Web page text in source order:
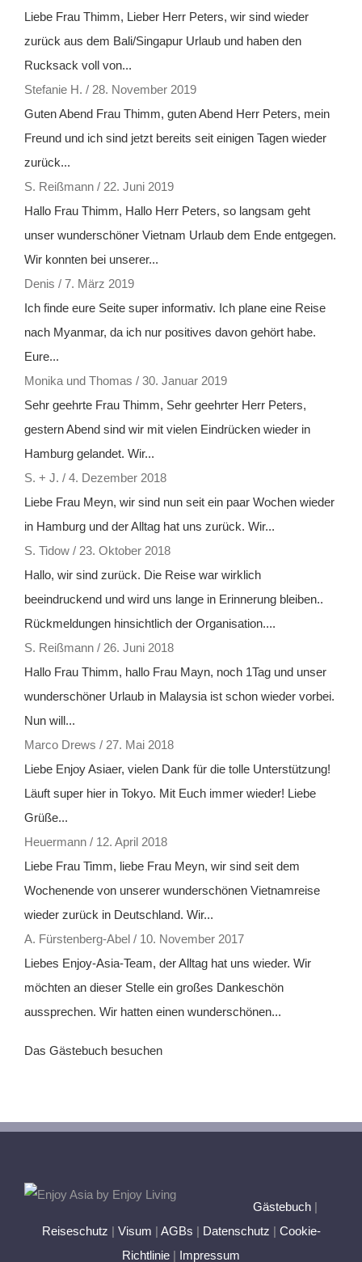
Liebe Frau Thimm, Lieber Herr Peters, wir sind wieder
zurück aus dem Bali/Singapur Urlaub und haben den
Rucksack voll von...
Stefanie H. / 28. November 2019
Guten Abend Frau Thimm, guten Abend Herr Peters, mein
Freund und ich sind jetzt bereits seit einigen Tagen wieder
zurück...
S. Reißmann / 22. Juni 2019
Hallo Frau Thimm, Hallo Herr Peters, so langsam geht
unser wunderschöner Vietnam Urlaub dem Ende entgegen.
Wir konnten bei unserer...
Denis / 7. März 2019
Ich finde eure Seite super informativ. Ich plane eine Reise
nach Myanmar, da ich nur positives davon gehört habe.
Eure...
Monika und Thomas / 30. Januar 2019
Sehr geehrte Frau Thimm, Sehr geehrter Herr Peters,
gestern Abend sind wir mit vielen Eindrücken wieder in
Hamburg gelandet. Wir...
S. + J. / 4. Dezember 2018
Liebe Frau Meyn, wir sind nun seit ein paar Wochen wieder
in Hamburg und der Alltag hat uns zurück. Wir...
S. Tidow / 23. Oktober 2018
Hallo, wir sind zurück. Die Reise war wirklich
beeindruckend und wird uns lange in Erinnerung bleiben..
Rückmeldungen hinsichtlich der Organisation....
S. Reißmann / 26. Juni 2018
Hallo Frau Thimm, hallo Frau Mayn, noch 1Tag und unser
wunderschöner Urlaub in Malaysia ist schon wieder vorbei.
Nun will...
Marco Drews / 27. Mai 2018
Liebe Enjoy Asiaer, vielen Dank für die tolle Unterstützung!
Läuft super hier in Tokyo. Mit Euch immer wieder! Liebe
Grüße...
Heuermann / 12. April 2018
Liebe Frau Timm, liebe Frau Meyn, wir sind seit dem
Wochenende von unserer wunderschönen Vietnamreise
wieder zurück in Deutschland. Wir...
A. Fürstenberg-Abel / 10. November 2017
Liebes Enjoy-Asia-Team, der Alltag hat uns wieder. Wir
möchten an dieser Stelle ein großes Dankeschön
aussprechen. Wir hatten einen wunderschönen...
Das Gästebuch besuchen
Gästebuch |
Reiseschutz | Visum | AGBs | Datenschutz | Cookie-
Richtlinie | Impressum